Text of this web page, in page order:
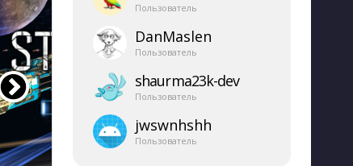
Пользователь
DanMaslen
Пользователь
shaurma23k-​dev
Пользователь
jwswnhshh
Пользователь